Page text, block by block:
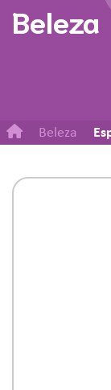
Beleza
Beleza